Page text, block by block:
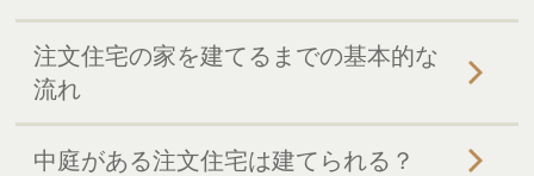
注文住宅の家を建てるまでの基本的な
流れ
中庭がある注文住宅は建てられる？